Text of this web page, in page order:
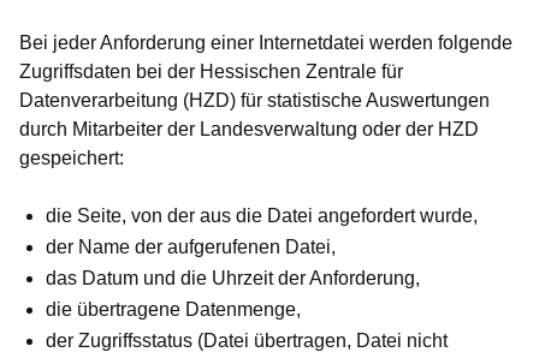
Bei jeder Anforderung einer Internetdatei werden folgende
Zugriffsdaten bei der Hessischen Zentrale für
Datenverarbeitung (HZD) für statistische Auswertungen
durch Mitarbeiter der Landesverwaltung oder der HZD
gespeichert:
die Seite, von der aus die Datei angefordert wurde,
der Name der aufgerufenen Datei,
das Datum und die Uhrzeit der Anforderung,
die übertragene Datenmenge,
der Zugriffsstatus (Datei übertragen, Datei nicht